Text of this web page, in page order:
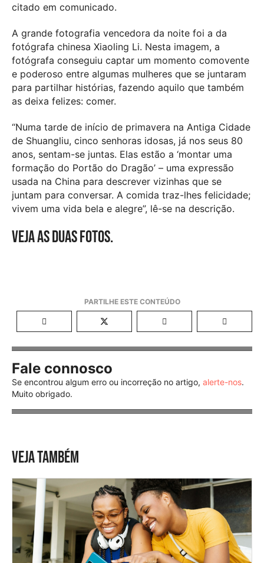
citado em comunicado.
A grande fotografia vencedora da noite foi a da
fotógrafa chinesa Xiaoling Li. Nesta imagem, a
fotógrafa conseguiu captar um momento comovente
e poderoso entre algumas mulheres que se juntaram
para partilhar histórias, fazendo aquilo que também
as deixa felizes: comer.
“Numa tarde de início de primavera na Antiga Cidade
de Shuangliu, cinco senhoras idosas, já nos seus 80
anos, sentam-se juntas. Elas estão a ‘montar uma
formação do Portão do Dragão’ – uma expressão
usada na China para descrever vizinhas que se
juntam para conversar. A comida traz-lhes felicidade;
vivem uma vida bela e alegre”, lê-se na descrição.
Veja as duas fotos.
Fale connosco
Se encontrou algum erro ou incorreção no artigo, alerte-nos.
Muito obrigado.
VEJA TAMBÉM